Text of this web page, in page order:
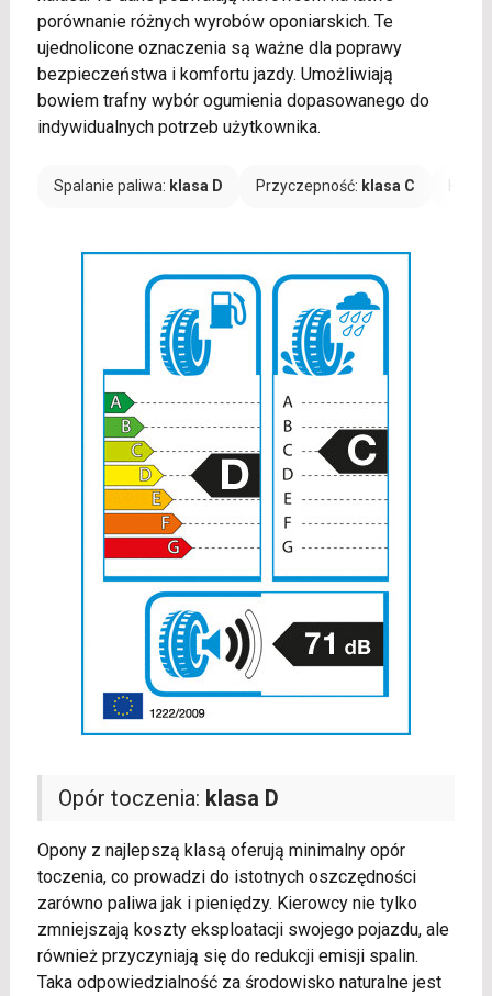
porównanie różnych wyrobów oponiarskich. Te
ujednolicone oznaczenia są ważne dla poprawy
bezpieczeństwa i komfortu jazdy. Umożliwiają
bowiem trafny wybór ogumienia dopasowanego do
indywidualnych potrzeb użytkownika.
Spalanie paliwa: klasa D Przyczepność: klasa C
Opór toczenia: klasa D
Opony z najlepszą klasą oferują minimalny opór
toczenia, co prowadzi do istotnych oszczędności
zarówno paliwa jak i pieniędzy. Kierowcy nie tylko
zmniejszają koszty eksploatacji swojego pojazdu, ale
również przyczyniają się do redukcji emisji spalin.
Taka odpowiedzialność za środowisko naturalne jest